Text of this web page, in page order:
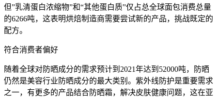
但”乳清蛋白浓缩物”和“其他蛋白质”仅占总全球面包消费总量
的6266吨，这表明烘焙制造商需要尝试新的产品，挑战既定的
配方。
符合消费者偏好
随着全球对防晒成分的需求预计到2021年达到52000吨，防晒
仍然是美容行业防晒成分的最大类别。紫外线防护是重要需求
之一，有更多的产品结合防晒霜，解决皮肤健康问题，这在亚